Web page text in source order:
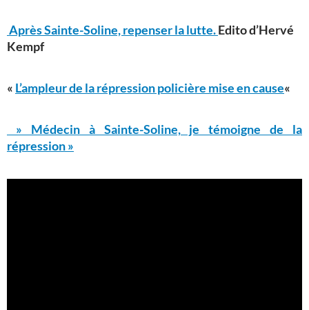
Après Sainte-Soline, repenser la lutte.Edito d’Hervé
Kempf
« L’ampleur de la répression policière mise en cause«
» Médecin à Sainte-Soline, je témoigne de la
répression »